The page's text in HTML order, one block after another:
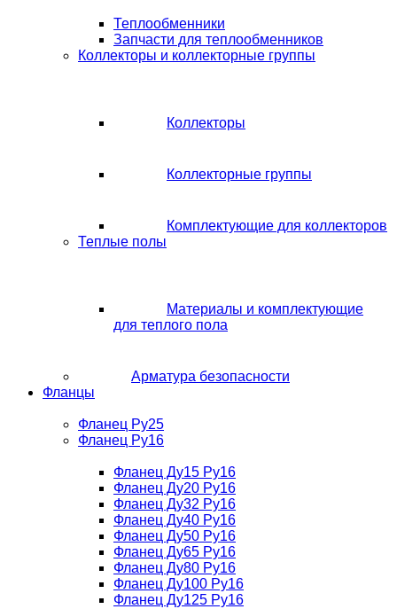
Теплообменники
Запчасти для теплообменников
Коллекторы и коллекторные группы
Коллекторы
Коллекторные группы
Комплектующие для коллекторов
Теплые полы
Материалы и комплектующие
для теплого пола
Арматура безопасности
Фланцы
Фланец Ру25
Фланец Ру16
Фланец Ду15 Ру16
Фланец Ду20 Ру16
Фланец Ду32 Ру16
Фланец Ду40 Ру16
Фланец Ду50 Ру16
Фланец Ду65 Ру16
Фланец Ду80 Ру16
Фланец Ду100 Ру16
Фланец Ду125 Ру16